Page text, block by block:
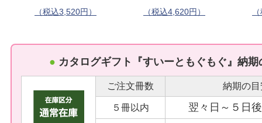
（税込3,520円） （税込4,620円）
● カタログギフト『すいーともぐもぐ』納
ご注文冊数 納期の目
５冊以内 翌々日～５日